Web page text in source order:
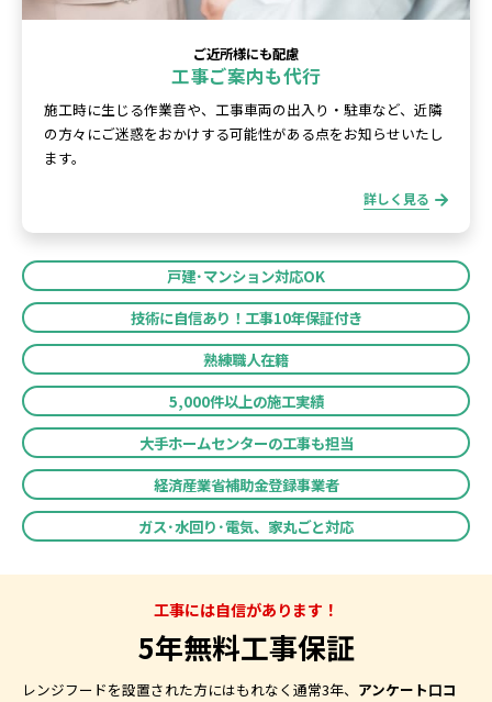
ご近所様にも配慮
工事ご案内も代行
施工時に生じる作業音や、工事車両の出入り・駐車など、近隣
の方々にご迷惑をおかけする可能性がある点をお知らせいたし
ます。
詳しく見る
戸建･マンション対応OK
技術に自信あり！工事10年保証付き
熟練職人在籍
5,000件以上の施工実績
大手ホームセンターの工事も担当
経済産業省補助金登録事業者
ガス･水回り･電気、家丸ごと対応
工事には自信があります！
5年無料工事保証
レンジフードを設置された方にはもれなく通常3年、 アンケート口コ